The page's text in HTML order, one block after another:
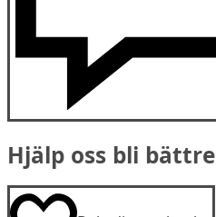
Hjälp oss bli bättre